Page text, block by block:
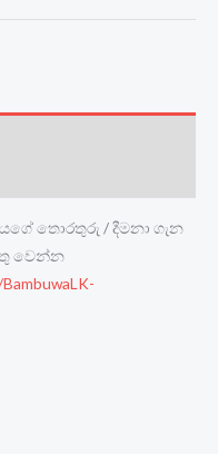
තොරතුරු / දීමනා ගැන
වෙන්න